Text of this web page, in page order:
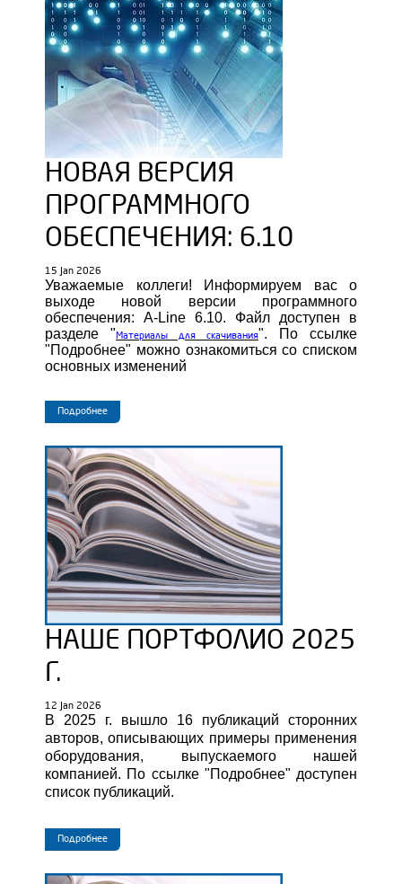
НОВАЯ ВЕРСИЯ
ПРОГРАММНОГО
ОБЕСПЕЧЕНИЯ: 6.10
15 Jan 2026
Уважаемые коллеги! Информируем вас о
выходе новой версии программного
обеспечения: A-Line 6.10. Файл доступен в
разделе " Материалы для скачивания". По ссылке
"Подробнее" можно ознакомиться со списком
основных изменений
Подробнее
НАШЕ ПОРТФОЛИО 2025
Г.
12 Jan 2026
В 2025 г. вышло 16 публикаций сторонних
авторов, описывающих примеры применения
оборудования, выпускаемого нашей
компанией. По ссылке "Подробнее" доступен
список публикаций.
Подробнее